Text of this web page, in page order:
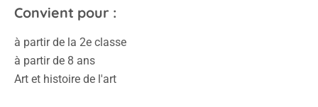
Convient pour :
à partir de la 2e classe
à partir de 8 ans
Art et histoire de l'art